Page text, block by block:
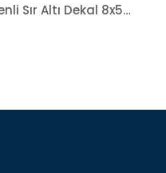
E463-6 Çini Desenli Sır Altı Dekal 8x50 cm